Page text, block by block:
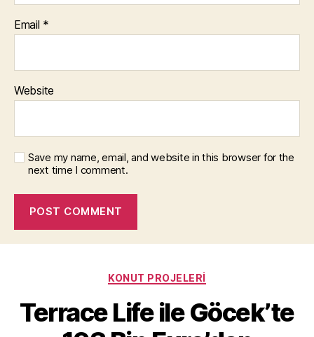
Email *
Website
Save my name, email, and website in this browser for the
next time I comment.
Categories
KONUT PROJELERI
Terrace Life ile Göcek’te